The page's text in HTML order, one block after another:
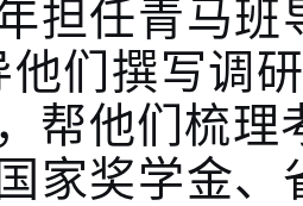
担任青马班
他们撰写调
帮他们梳理
家奖学金